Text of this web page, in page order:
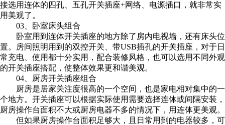
接选用连体的四孔、五孔开关插座+网络、电源插口，就非常实
用美观了。
03、
卧室床头组合
卧室用到连体开关插座的地方除了房内电视墙，还有床头位
置。房间照明用到的双控开关、带USB插孔的开关插座，对于日
常充电、使用都十分实用，配合装修风格，也可以选用不同外观
的开关插座搭配，使整体效果更和谐美观。
04、
厨房开关插座组合
厨房是居家关注度很高的一个空间，也是家电相对集中的一
个地方。开关插座可以根据实际使用需要选择连体或间隔安装，
厨房操作台面积不大或厨房电器不多的情况下，用连体更美观。
但如果厨房操作台面积足够大，且日常用到的电器较多，可